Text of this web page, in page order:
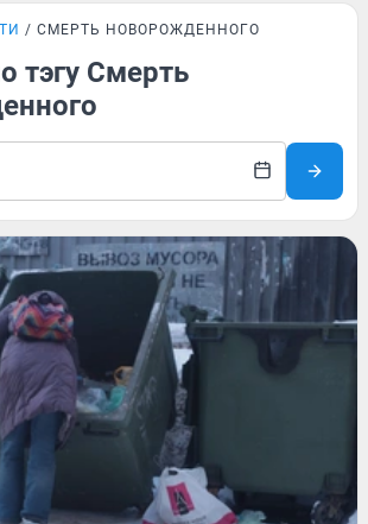
СМЕРТЬ НОВОРОЖДЕННОГО
тэгу Смерть